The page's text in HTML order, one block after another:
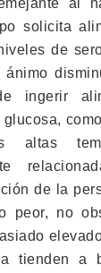
al
solicita
de
ingerir
altas
de la
peor, no
tienden a